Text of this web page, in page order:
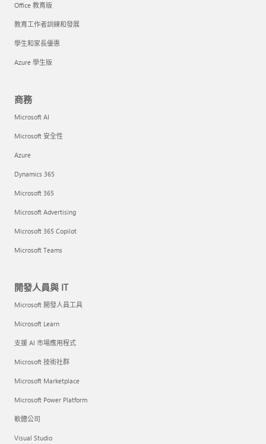
Office 教育版
教育工作者訓練和發展
學生和家長優惠
Azure 學生版
商務
Microsoft AI
Microsoft 安全性
Azure
Dynamics 365
Microsoft 365
Microsoft Advertising
Microsoft 365 Copilot
Microsoft Teams
開發人員與 IT
Microsoft 開發人員工具
Microsoft Learn
支援 AI 市場應用程式
Microsoft 技術社群
Microsoft Marketplace
Microsoft Power Platform
軟體公司
Visual Studio